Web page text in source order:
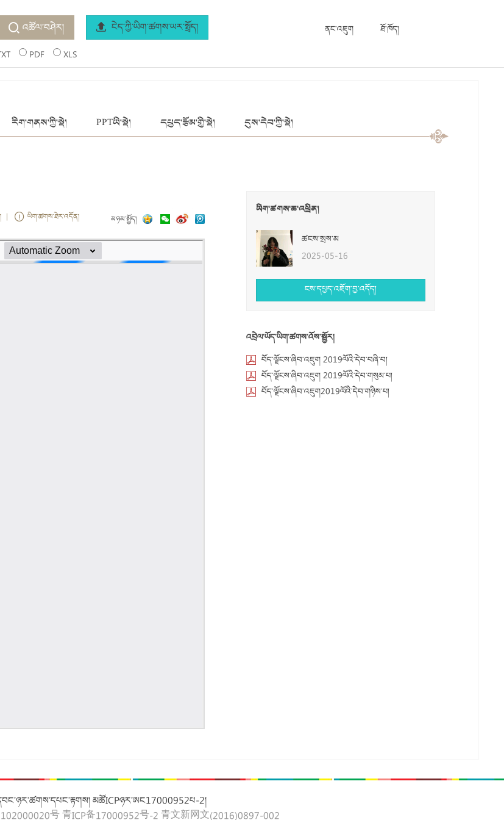
ནང་འཇུག ཐོ་ཁོད།
འཚོལ་བཤེར། ངེད་ཀྱི་ཡིག་ཚགས་ཡར་སྤྲོད།
PDF XLS
རིག་གནས་ཀྱི་སྡེ། PPTཡི་སྡེ། དཔྱད་རྩོམ་གྱི་སྡེ། དུས་དེབ་ཀྱི་སྡེ།
མཉམ་སྤྱོད།
| ཡིག་ཚགས་ཐེར་འདོན།
ཡིག་ཚགས་ཆ་འཕྲིན།
ཚངས་སྲས་མ
2025-05-16
ངས་དཔྱད་འཇོག་བྱ་འདོད།
འབྲེལ་ཡོད་ཡིག་ཚགས་འོས་སྦྱོར།
བོད་ལྗོངས་ཞིབ་འཇུག 2019ལོའི་དེབ་བཞི་བ།
བོད་ལྗོངས་ཞིབ་འཇུག 2019ལོའི་དེབ་གསུམ་པ།
བོད་ལྗོངས་ཞིབ་འཇུག2019ལོའི་དེབ་གཉིས་པ།
མཚོICPཉར་ཨང17000952པ-2།